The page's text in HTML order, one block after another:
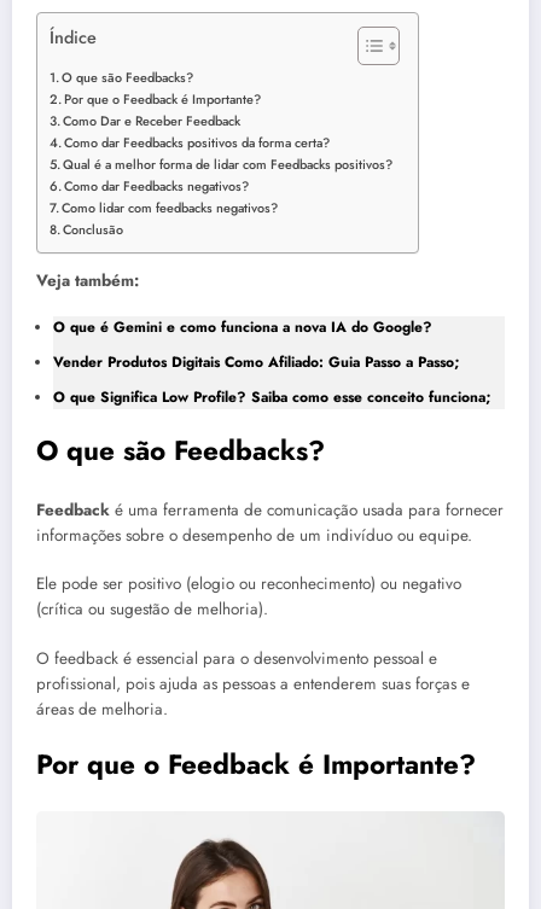
Índice
O que são Feedbacks?
Por que o Feedback é Importante?
Como Dar e Receber Feedback
Como dar Feedbacks positivos da forma certa?
Qual é a melhor forma de lidar com Feedbacks positivos?
Como dar Feedbacks negativos?
Como lidar com feedbacks negativos?
Conclusão
Veja também:
O que é Gemini e como funciona a nova IA do Google?
Vender Produtos Digitais Como Afiliado: Guia Passo a Passo;
O que Significa Low Profile? Saiba como esse conceito funciona;
O que são Feedbacks?
Feedback é uma ferramenta de comunicação usada para fornecer
informações sobre o desempenho de um indivíduo ou equipe.
Ele pode ser positivo (elogio ou reconhecimento) ou negativo
(crítica ou sugestão de melhoria).
O feedback é essencial para o desenvolvimento pessoal e
profissional, pois ajuda as pessoas a entenderem suas forças e
áreas de melhoria.
Por que o Feedback é Importante?